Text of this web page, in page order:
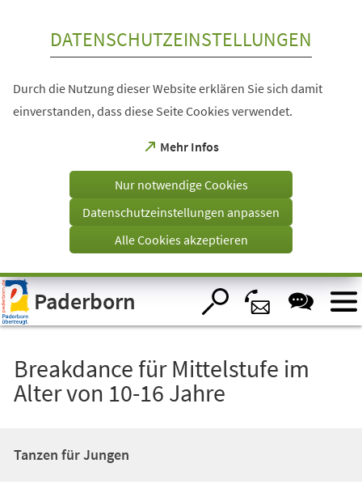
Visuelle
Assistenzsoftware
öffnen.
DATENSCHUTZEINSTELLUNGEN
Durch die Nutzung dieser Website erklären Sie sich damit
einverstanden, dass diese Seite Cookies verwendet.
Mehr Infos
(Öffnet
einem
Tab)
Nur notwendige Cookies
Datenschutzeinstellungen anpassen
Alle Cookies akzeptieren
Paderborn
Breakdance für Mittelstufe im
Alter von 10-16 Jahre
Tanzen für Jungen